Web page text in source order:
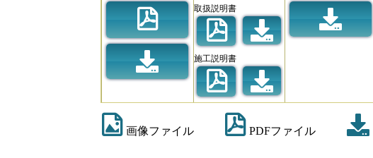
取扱説明書
施工説明書
画像ファイル PDFファイル